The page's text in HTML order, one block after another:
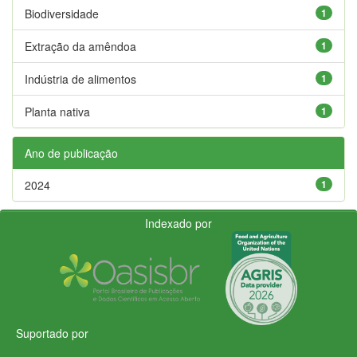
1
Biodiversidade
1
Extração da amêndoa
1
Indústria de alimentos
1
Planta nativa
Ano de publicação
1
2024
Indexado por
Suportado por